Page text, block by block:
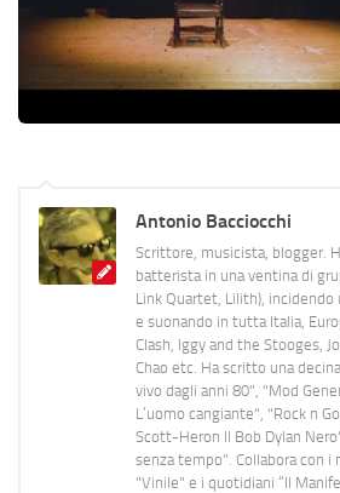
Antonio Bacciocchi
Scrittore, musicista, blogger.
batterista in una ventina di
Link Quartet, Lilith), incidendo
e suonando in tutta Italia,
Clash, Iggy and the Stooges,
Chao etc. Ha scritto una
vivo dagli anni 80", "Mod
L’uomo cangiante", "Rock n
Scott-Heron Il Bob Dylan
senza tempo". Collabora con i
"Vinile" e i quotidiani “Il